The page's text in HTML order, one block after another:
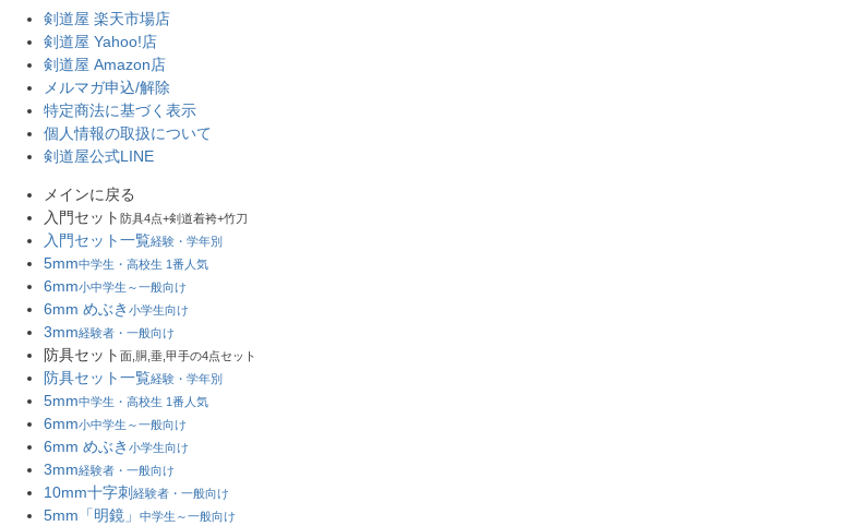
剣道屋 楽天市場店
剣道屋 Yahoo!店
剣道屋 Amazon店
メルマガ申込/解除
特定商法に基づく表示
個人情報の取扱について
剣道屋公式LINE
メインに戻る
入門セット 防具4点+剣道着袴+竹刀
入門セット一覧経験・学年別
5mm中学生・高校生 1番人気
6mm小中学生～一般向け
6mm めぶき 小学生向け
3mm経験者・一般向け
防具セット 面,胴,垂,甲手の4点セット
防具セット一覧経験・学年別
5mm中学生・高校生 1番人気
6mm小中学生～一般向け
6mm めぶき 小学生向け
3mm経験者・一般向け
10mm十字刺 経験者・一般向け
5mm「明鏡」 中学生～一般向け